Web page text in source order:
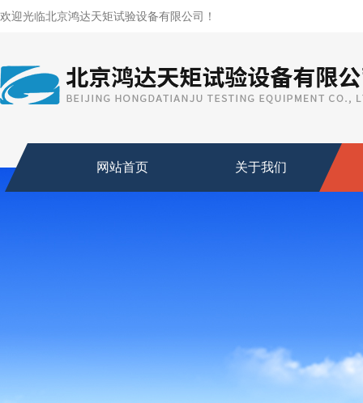
欢迎光临北京鸿达天矩试验设备有限公司！
网站首页 关于我们